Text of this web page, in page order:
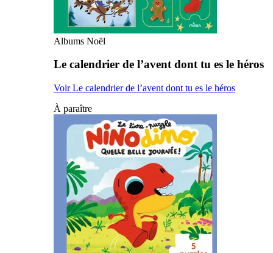
Albums Noël
Le calendrier de l’avent dont tu es le héros
Voir Le calendrier de l’avent dont tu es le héros
À paraître